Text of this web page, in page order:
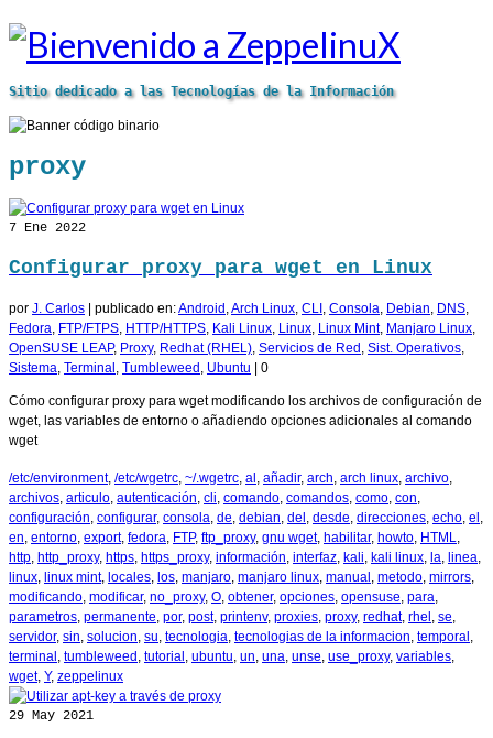
Sitio dedicado a las Tecnologías de la Información
proxy
7 Ene 2022
Configurar proxy para wget en Linux
por J. Carlos publicado en:Android ,Arch Linux, CLI , Consola, Debian, DNS,
Fedora, FTP/FTPS, HTTP/HTTPS, Kali Linux, Linux, Linux Mint, Manjaro Linux,
OpenSUSE LEAP, Proxy, Redhat (RHEL), Servicios de Red , Sist. Operativos,
Sistema, Terminal , Tumbleweed , Ubuntu 0
Cómo configurar proxy para wget modificando los archivos de configuración de
wget, las variables de entorno o añadiendo opciones adicionales al comando
wget
/etc/environment, /etc/wgetrc, ~/.wgetrc, al , añadir, arch, arch linux, archivo,
archivos, articulo, autenticación, cli, comando, comandos, como, con,
configuración, configurar, consola, de, debian, del , desde, direcciones, echo, el ,
en, entorno, export, fedora, FTP, ftp_proxy, gnu wget, habilitar, howto, HTML,
http, http_proxy, https, https_proxy, información, interfaz, kali, kali linux, la, linea,
linux, linux mint, locales, los, manjaro, manjaro linux, manual , metodo, mirrors,
modificando, modificar, no_proxy, O, obtener, opciones, opensuse, para,
parametros, permanente, por, post, printenv, proxies, proxy, redhat, rhel , se,
servidor, sin, solucion, su, tecnologia, tecnologias de la informacion, temporal ,
terminal , tumbleweed , tutorial , ubuntu, un, una, unse, use_proxy, variables,
wget, Y, zeppelinux
29 May 2021